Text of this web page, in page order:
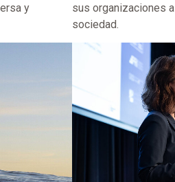
y
sus organizaciones
sociedad.